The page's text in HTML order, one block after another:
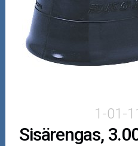
Puutarha ja metsä
Ajovarusteet
Öljyt ja kemikaalit
1-01-
Sisärengas,